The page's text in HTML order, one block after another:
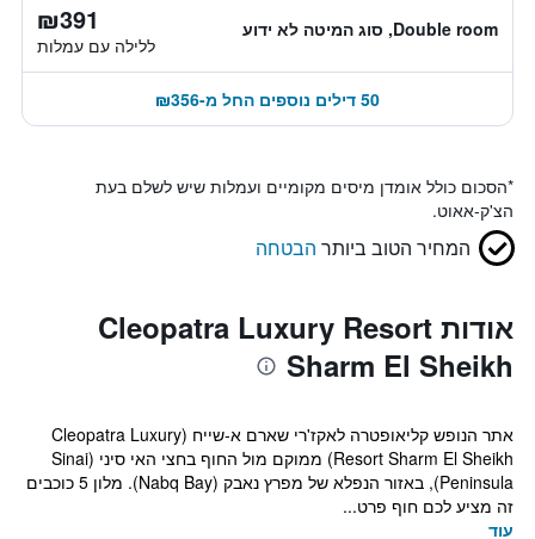
Double room, סוג המיטה לא ידוע ₪391
ללילה עם עמלות
50 דילים נוספים החל מ-₪356
*הסכום כולל אומדן מיסים מקומיים ועמלות שיש לשלם בעת
הצ'ק-אאוט.
המחיר הטוב ביותר הבטחה
אודות Cleopatra Luxury Resort
Sharm El Sheikh
אתר הנופש קליאופטרה לאקז'רי שארם א-שייח (Cleopatra Luxury
Resort Sharm El Sheikh) ממוקם מול החוף בחצי האי סיני (Sinai
Peninsula), באזור הנפלא של מפרץ נאבק (Nabq Bay). מלון 5 כוכבים
זה מציע לכם חוף פרט...
עוד